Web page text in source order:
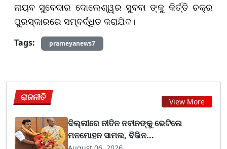
ନାୟବ ସୁବେଦାର ଦୋଲେଶ୍ୱର ସୁବବା ଙ୍କୁ କିର୍ତ୍ତି ଚକ୍ର
ପୁରସ୍କାରରେ ସମ୍ବର୍ଦ୍ଧିତ କରାଯିବ।
Tags: prameyanews7
ରାଜନୀତି View More
ଦିଲ୍ଲୀରେ ନୀତିନ ନବୀନଙ୍କୁ ଭେଟିଲେ
ମନମୋହନ ସାମଲ, ବିଭିନ...